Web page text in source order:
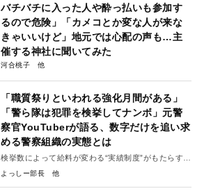
バチバチに入った人や酔っ払いも参加す
るので危険」「カメコとか変な人が来な
きゃいいけど」地元では心配の声も…主
催する神社に聞いてみた
河合桃子
「職質祭りといわれる強化月間がある」
「警ら隊は犯罪を検挙してナンボ」元警
察官YouTuberが語る、数字だけを追い求
める警察組織の実態とは
検挙数によって給料が変わる“実績制度”がもたらす悪
習
よっしー部長